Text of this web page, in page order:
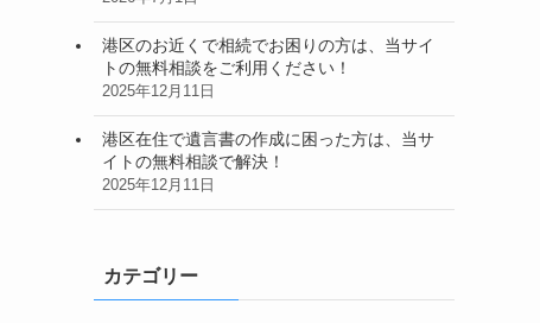
港区のお近くで相続でお困りの方は、当サイ
トの無料相談をご利用ください！
2025年12月11日
港区在住で遺言書の作成に困った方は、当サ
イトの無料相談で解決！
2025年12月11日
カテゴリー